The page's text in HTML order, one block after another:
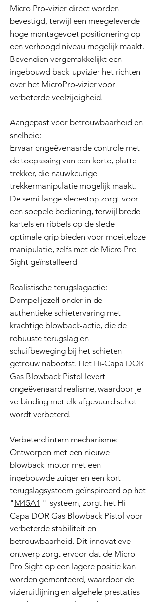
Micro Pro-vizier direct worden
bevestigd, terwijl een meegeleverde
hoge montagevoet positionering op
een verhoogd niveau mogelijk maakt.
Bovendien vergemakkelijkt een
ingebouwd back-upvizier het richten
over het MicroPro-vizier voor
verbeterde veelzijdigheid.
Aangepast voor betrouwbaarheid en
snelheid:
Ervaar ongeëvenaarde controle met
de toepassing van een korte, platte
trekker, die nauwkeurige
trekkermanipulatie mogelijk maakt.
De semi-lange sledestop zorgt voor
een soepele bediening, terwijl brede
kartels en ribbels op de slede
optimale grip bieden voor moeiteloze
manipulatie, zelfs met de Micro Pro
Sight geïnstalleerd.
Realistische terugslagactie:
Dompel jezelf onder in de
authentieke schietervaring met
krachtige blowback-actie, die de
robuuste terugslag en
schuifbeweging bij het schieten
getrouw nabootst. Het Hi-Capa DOR
Gas Blowback Pistol levert
ongeëvenaard realisme, waardoor je
verbinding met elk afgevuurd schot
wordt verbeterd.
Verbeterd intern mechanisme:
Ontworpen met een nieuwe
blowback-motor met een
ingebouwde zuiger en een kort
terugslagsysteem geïnspireerd op het
"M45A1 "-systeem, zorgt het Hi-
Capa DOR Gas Blowback Pistol voor
verbeterde stabiliteit en
betrouwbaarheid. Dit innovatieve
ontwerp zorgt ervoor dat de Micro
Pro Sight op een lagere positie kan
worden gemonteerd, waardoor de
vizieruitlijning en algehele prestaties